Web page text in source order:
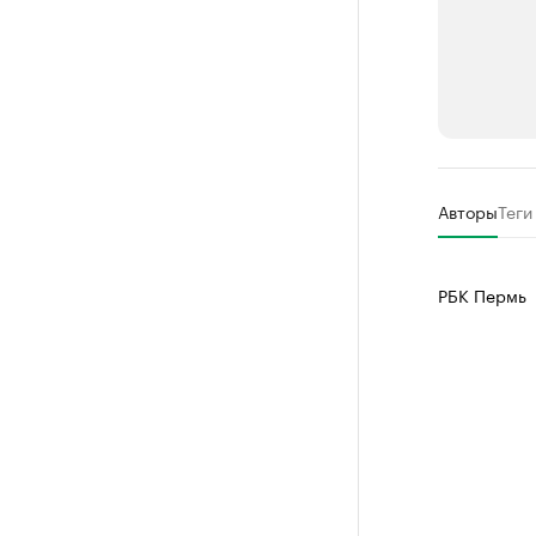
АвторыТеги
РБК Пермь